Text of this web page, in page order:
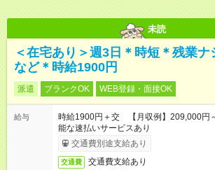
未読
＜在宅あり＞週3日＊時短＊残業ナ
など＊時給1900円
派遣 ブランクOK WEB登録・面接OK
給与
時給1900円＋交 【月収例】209,000円
能な速払いサービスあり
交通費別途支給あり
交通費 交通費支給あり